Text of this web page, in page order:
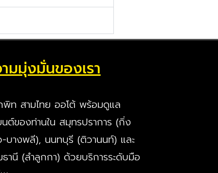
มมุ่งมั่นของเรา
ท สามไทย ออโต้ พร้อมดูแล
ต์ของท่านใน สมุทรปราการ (กิ่ง
บางพลี), นนทบุรี (ติวานนท์) และ
านี (ลำลูกกา) ด้วยบริการระดับมือ